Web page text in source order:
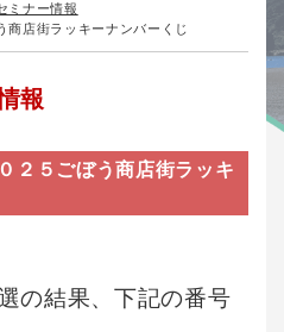
ミナー情報
商店街ラッキーナンバーくじ
報
２５ごぼう商店街ラッキ
の結果、下記の番号